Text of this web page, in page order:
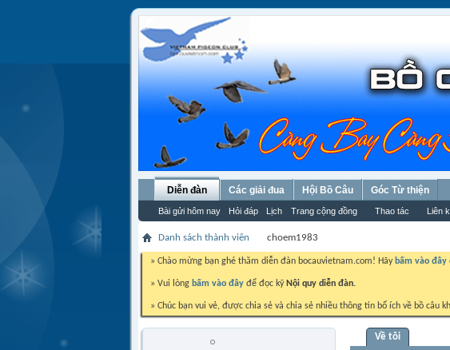
Diễn đàn
Bài gửi hôm nay Hỏi đáp Lịch Trang cộng đồng Thao tác Liên
Các giải đua Hội Bồ Câu Góc Từ thiện
Danh sách thành viên choem1983
» Chào mừng bạn ghé thăm diễn đàn bocauvietnam.com! Hãy bấm vào đây
» Vui lòng bấm vào đây để đọc kỹ Nội quy diễn đàn.
» Chúc bạn vui vẻ, được chia sẻ và chia sẻ nhiều thông tin bổ ích về bồ câu
Về tôi